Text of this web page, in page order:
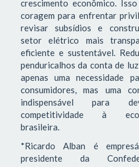
crescimento econômico.
coragem para enfrentar
revisar subsídios e
setor elétrico mais
eficiente e sustentável.
penduricalhos da conta de
apenas uma necessidade
consumidores, mas uma
indispensável para
competitividade à
brasileira.
*Ricardo Alban é
presidente da